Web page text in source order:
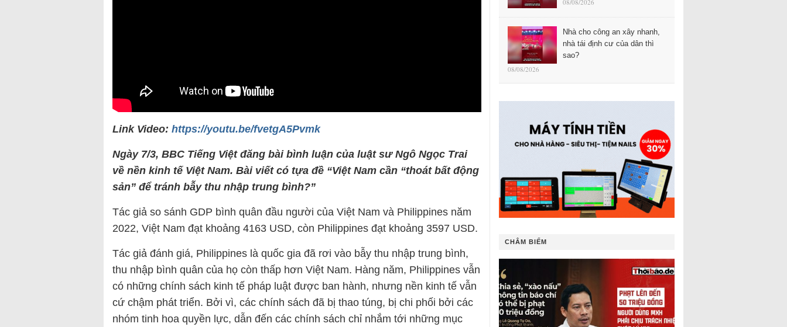
Link Video: https://youtu.be/fvetgA5Pvmk
Ngày 7/3, BBC Tiếng Việt đăng bài bình luận của luật sư Ngô Ngọc Trai
về nền kinh tế Việt Nam. Bài viết có tựa đề “Việt Nam cần “thoát bất động
sản” để tránh bẫy thu nhập trung bình?”
Tác giả so sánh GDP bình quân đầu người của Việt Nam và Philippines năm
2022, Việt Nam đạt khoảng 4163 USD, còn Philippines đạt khoảng 3597 USD.
Tác giả đánh giá, Philippines là quốc gia đã rơi vào bẫy thu nhập trung bình,
thu nhập bình quân của họ còn thấp hơn Việt Nam. Hàng năm, Philippines vẫn
có những chính sách kinh tế pháp luật được ban hành, nhưng nền kinh tế vẫn
cứ chậm phát triển. Bởi vì, các chính sách đã bị thao túng, bị chi phối bởi các
nhóm tinh hoa quyền lực, dẫn đến các chính sách chỉ nhắm tới những mục
08/08/2026
Nhà cho công an xây nhanh,
nhà tái định cư của dân thì
sao?
08/08/2026
CHÂM BIẾM